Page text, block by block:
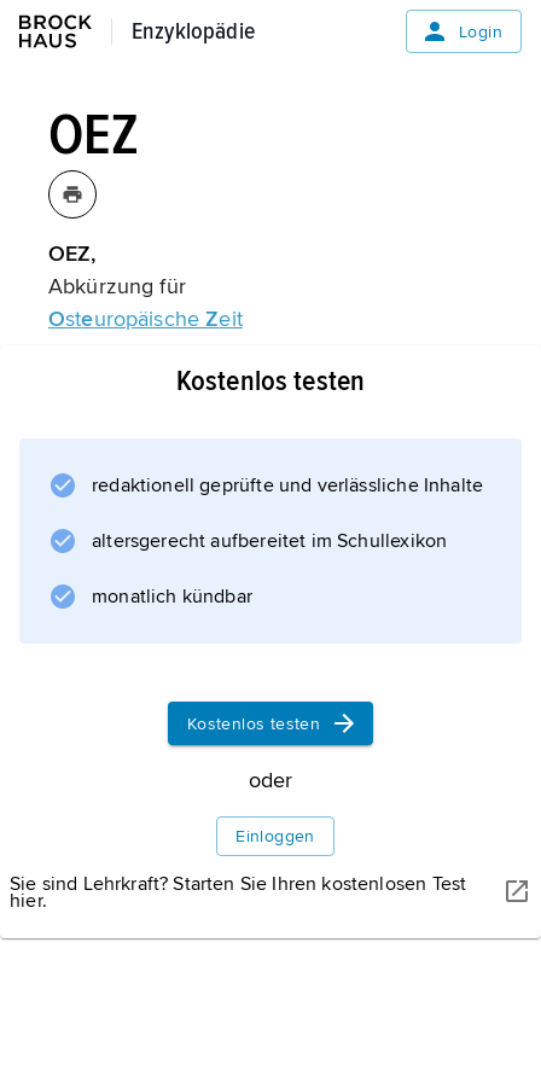
Enzyklopädie
Enzyklopädie Login
OEZ
OEZ,
Abkürzung für
OsteuropäischeZeit
Informationen zum Artikel
Kostenlos testen
redaktionell geprüfte und verlässliche Inhalte
altersgerecht aufbereitet im Schullexikon
monatlich kündbar
Kostenlos testen
oder
Einloggen
Sie sind Lehrkraft? Starten Sie Ihren kostenlosen Test
hier.